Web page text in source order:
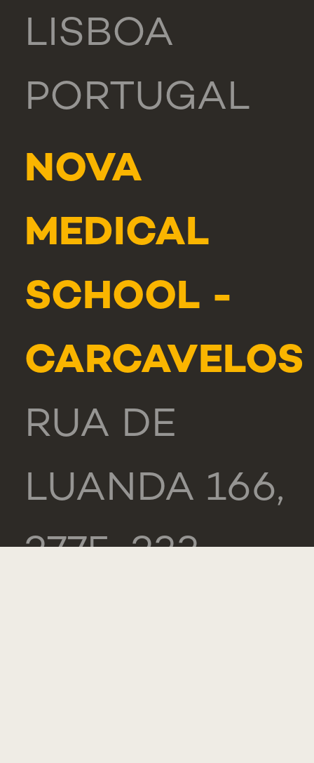
LISBOA
PORTUGAL
NOVA
MEDICAL
SCHOOL -
CARCAVELOS
RUA DE
LUANDA 166,
2775-233